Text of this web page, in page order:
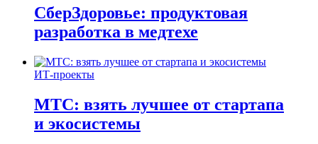
СберЗдоровье: продуктовая
разработка в медтехе
ИТ-проекты
МТС: взять лучшее от стартапа
и экосистемы